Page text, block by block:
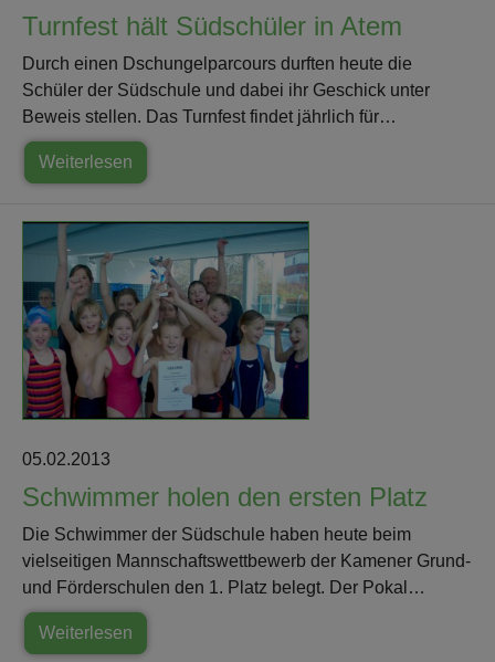
Turnfest hält Südschüler in Atem
Durch einen Dschungelparcours durften heute die
Schüler der Südschule und dabei ihr Geschick unter
Beweis stellen. Das Turnfest findet jährlich für…
Weiterlesen
05.02.2013
Schwimmer holen den ersten Platz
Die Schwimmer der Südschule haben heute beim
vielseitigen Mannschaftswettbewerb der Kamener Grund-
und Förderschulen den 1. Platz belegt. Der Pokal…
Weiterlesen